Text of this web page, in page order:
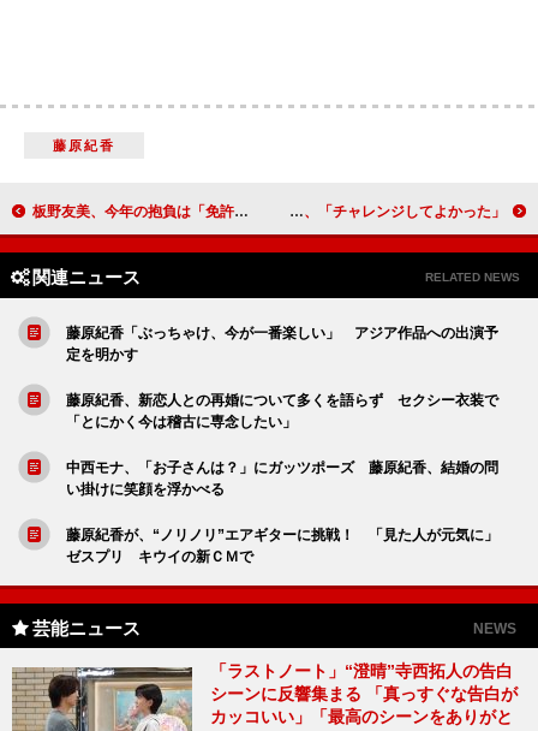
藤原紀香
板野友美、今年の抱負は「免許取得」 新ＣＭで“３人の自分”を演じ分け 映画『ももいろそらを』初日舞台あいさつ 小林啓一監督、「チャレンジしてよかった」
関連ニュース RELATED NEWS
藤原紀香「ぶっちゃけ、今が一番楽しい」 アジア作品への出演予
定を明かす
藤原紀香、新恋人との再婚について多くを語らず セクシー衣装で
「とにかく今は稽古に専念したい」
中西モナ、「お子さんは？」にガッツポーズ 藤原紀香、結婚の問
い掛けに笑顔を浮かべる
藤原紀香が、“ノリノリ”エアギターに挑戦！ 「見た人が元気に」
ゼスプリ キウイの新ＣＭで
芸能ニュース NEWS
「ラストノート」“澄晴”寺西拓人の告白
シーンに反響集まる 「真っすぐな告白が
カッコいい」「最高のシーンをありがと